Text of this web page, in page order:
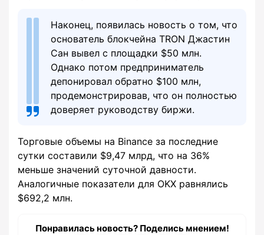
Наконец, появилась новость о том, что
основатель блокчейна TRON Джастин
Сан вывел с площадки $50 млн.
Однако потом предприниматель
депонировал обратно $100 млн,
продемонстрировав, что он полностью
доверяет руководству биржи.
Торговые объемы на Binance за последние
сутки составили $9,47 млрд, что на 36%
меньше значений суточной давности.
Аналогичные показатели для OKX равнялись
$692,2 млн.
Понравилась новость? Поделись мнением!